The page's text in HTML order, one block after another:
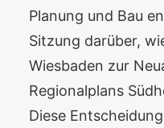
Planung und Bau
Sitzung darüber,
Wiesbaden zur
Regionalplans
Diese